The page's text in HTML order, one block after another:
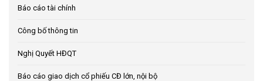
Báo cáo tài chính
Công bố thông tin
Nghị Quyết HĐQT
Báo cáo giao dịch cổ phiếu CĐ lớn, nội bộ